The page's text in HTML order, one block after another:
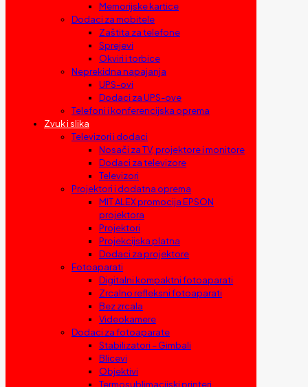
Memorijske kartice
Dodaci za mobitele
Zaštita za telefone
Sprejevi
Okviri i torbice
Neprekidna napajanja
UPS-ovi
Dodaci za UPS-ove
Telefoni i konferencijska oprema
Zvuk i slika
Televizori i dodaci
Nosači za TV, projektore i monitore
Dodaci za televizore
Televizori
Projektori i dodatna oprema
MIT ALEX promocija EPSON
projektora
Projektori
Projekcijska platna
Dodaci za projektore
Fotoaparati
Digitalni kompaktni fotoaparati
Zrcalno refleksni fotoaparati
Bez zrcala
Videokamere
Dodaci za fotoaparate
Stabilizatori – Gimbali
Blicevi
Objektivi
Termosublimacijski printeri